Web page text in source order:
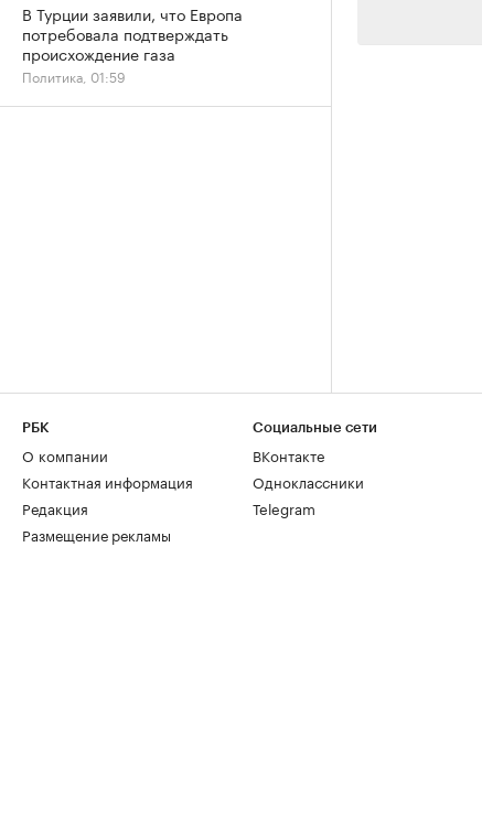
В Турции заявили, что Европа
потребовала подтверждать
происхождение газа
Политика, 01:59
РБК
О компании
Контактная информация
Редакция
Размещение рекламы
Социальные сети
ВКонтакте
Одноклассники
Telegram